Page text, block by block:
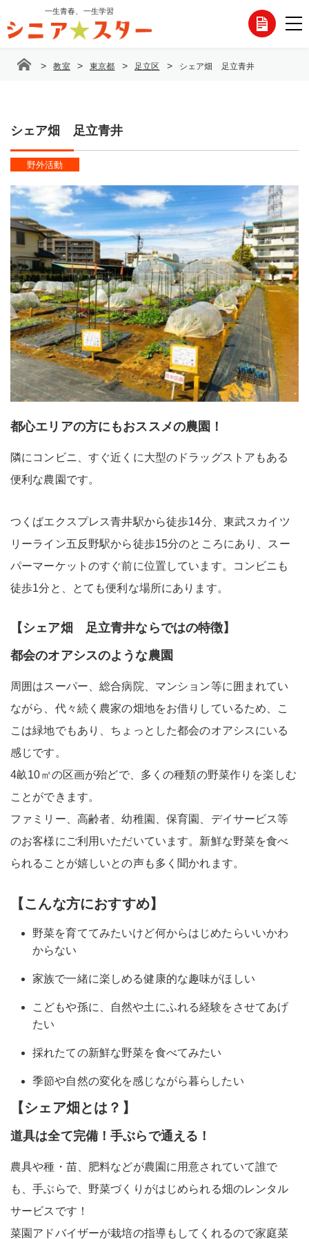
テ
一生青春、一生学習
各
わ
せ
> 教室 > 東京都 > 足立区 > シェア畑 足立青井
シェア畑 足立青井
野外活動
都心エリアの方にもおススメの農園！
隣にコンビニ、すぐ近くに大型のドラッグストアもある
便利な農園です。
つくばエクスプレス青井駅から徒歩14分、東武スカイツ
リーライン五反野駅から徒歩15分のところにあり、スー
パーマーケットのすぐ前に位置しています。コンビニも
徒歩1分と、とても便利な場所にあります。
【シェア畑 足立青井ならではの特徴】
都会のオアシスのような農園
周囲はスーパー、総合病院、マンション等に囲まれてい
ながら、代々続く農家の畑地をお借りしているため、こ
こは緑地でもあり、ちょっとした都会のオアシスにいる
感じです。
4畝10㎡の区画が殆どで、多くの種類の野菜作りを楽しむ
ことができます。
ファミリー、高齢者、幼稚園、保育園、デイサービス等
のお客様にご利用いただいています。新鮮な野菜を食べ
られることが嬉しいとの声も多く聞かれます。
【こんな方におすすめ】
野菜を育ててみたいけど何からはじめたらいいかわ
からない
家族で一緒に楽しめる健康的な趣味がほしい
こどもや孫に、自然や土にふれる経験をさせてあげ
たい
採れたての新鮮な野菜を食べてみたい
季節や自然の変化を感じながら暮らしたい
【シェア畑とは？】
道具は全て完備！手ぶらで通える！
農具や種・苗、肥料などが農園に用意されていて誰で
も、手ぶらで、 野菜づくりがはじめられる畑のレンタル
サービス です！
菜園アドバイザーが栽培の指導もしてくれるので家庭菜